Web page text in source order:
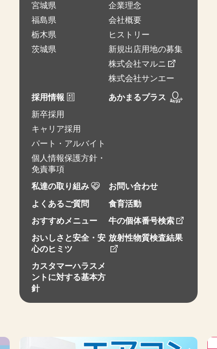
宮城県
福島県
栃木県
茨城県
企業理念
会社概要
ヒストリー
新規出店用地の募集
株式会社マルニ
株式会社サンエー
採用情報
新卒採用
キャリア採用
パート・アルバイト
個人情報保護方針・
免責事項
あかまるプラス
私達の取り組み
お問い合わせ
よくあるご質問
食育活動
おすすめメニュー
牛の個体番号検索
おいしさと安全・安
心のヒミツ
放射性物質検査結果
カスタマーハラスメ
ントに対する基本方
針